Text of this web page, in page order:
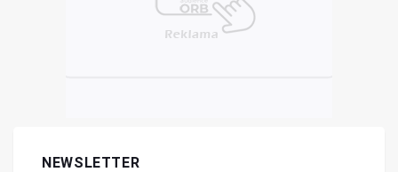
NEWSLETTER